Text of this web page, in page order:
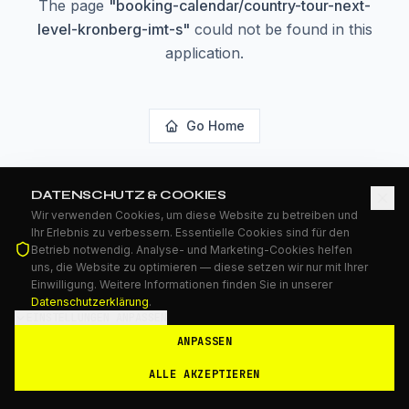
The page "booking-calendar/country-tour-next-
level-kronberg-imt-s" could not be found in this
application.
Go Home
DATENSCHUTZ & COOKIES
Wir verwenden Cookies, um diese Website zu betreiben und
Ihr Erlebnis zu verbessern. Essentielle Cookies sind für den
Betrieb notwendig. Analyse- und Marketing-Cookies helfen
uns, die Website zu optimieren — diese setzen wir nur mit Ihrer
Einwilligung. Weitere Informationen finden Sie in unserer
Datenschutzerklärung.
ANPASSEN
ALLE AKZEPTIEREN